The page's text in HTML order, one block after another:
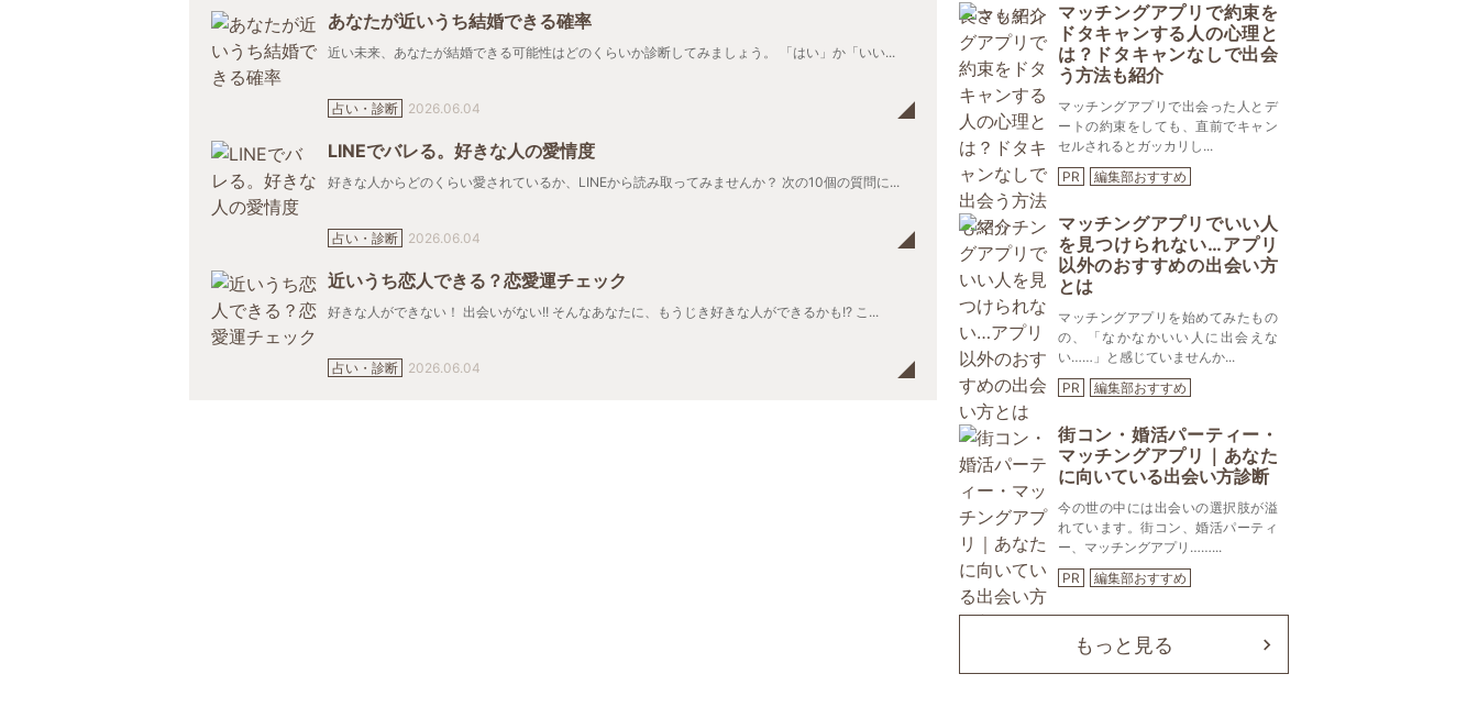
あなたが近いうち結婚できる確率
近い未来、あなたが結婚できる可能性はどのくらいか診断してみましょう。 「はい」か「いい...
占い・診断 2026.06.04
LINEでバレる。好きな人の愛情度
好きな人からどのくらい愛されているか、LINEから読み取ってみませんか？ 次の10個の質問に...
占い・診断 2026.06.04
近いうち恋人できる？恋愛運チェック
好きな人ができない！ 出会いがない!! そんなあなたに、もうじき好きな人ができるかも!? こ...
占い・診断 2026.06.04
マッチングアプリで約束を
ドタキャンする人の心理と
は？ドタキャンなしで出会
う方法も紹介
マッチングアプリで出会った人とデ
ートの約束をしても、直前でキャン
セルされるとガッカリし...
PR
編集部おすすめ
マッチングアプリでいい人
を見つけられない…アプリ
以外のおすすめの出会い方
とは
マッチングアプリを始めてみたもの
の、「なかなかいい人に出会えな
い……」と感じていませんか...
PR
編集部おすすめ
街コン・婚活パーティー・
マッチングアプリ｜あなた
に向いている出会い方診断
今の世の中には出会いの選択肢が溢
れています。街コン、婚活パーティ
ー、マッチングアプリ……...
PR
編集部おすすめ
もっと見る